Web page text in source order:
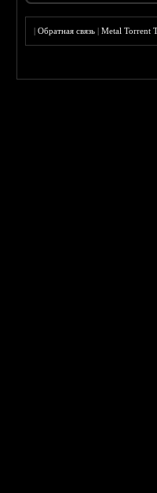
|Обратная связь |Metal Torrent